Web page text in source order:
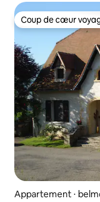
Coup de cœur
Coup de cœur
Appartement ⋅